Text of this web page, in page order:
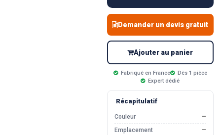
Demander un devis gratuit
Ajouter au panier
Fabriqué en France
Dès 1 pièce
Expert dédié
Récapitulatif
Couleur
—
Emplacement
—